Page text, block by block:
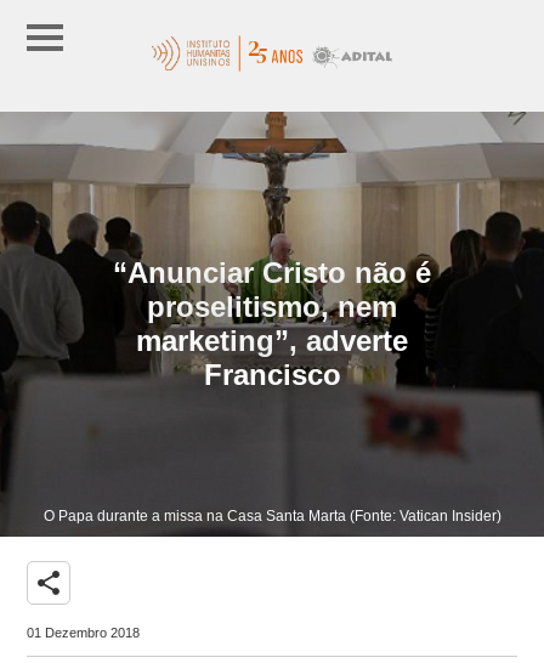
“Anunciar Cristo não é
proselitismo, nem
marketing”, adverte
Francisco
O Papa durante a missa na Casa Santa Marta (Fonte: Vatican Insider)
share
01 Dezembro 2018